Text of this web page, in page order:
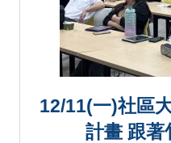
12/11(一)社區
計畫 跟著